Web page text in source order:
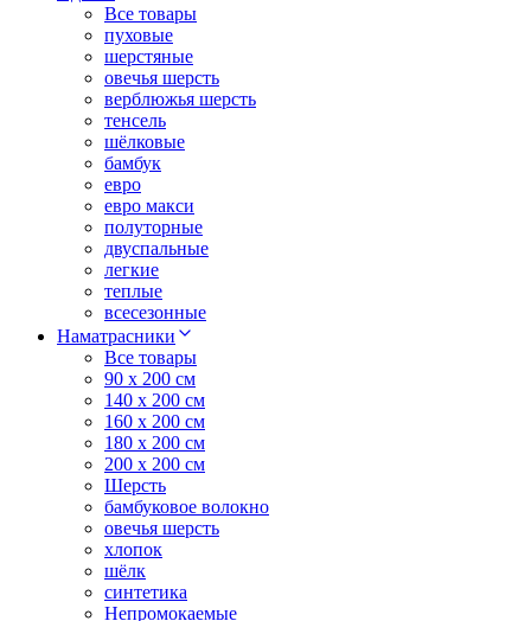
Все товары
пуховые
шерстяные
овечья шерсть
верблюжья шерсть
тенсель
шёлковые
бамбук
евро
евро макси
полуторные
двуспальные
легкие
теплые
всесезонные
Наматрасники
Все товары
90 x 200 см
140 x 200 см
160 x 200 см
180 x 200 см
200 x 200 см
Шерсть
бамбуковое волокно
овечья шерсть
хлопок
шёлк
синтетика
Непромокаемые